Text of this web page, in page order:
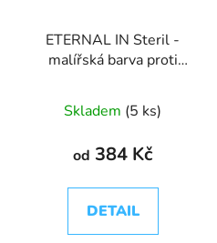
ETERNAL IN Steril -
malířská barva proti
bakteriemi
Skladem (5 ks)
od 384 Kč
DETAIL